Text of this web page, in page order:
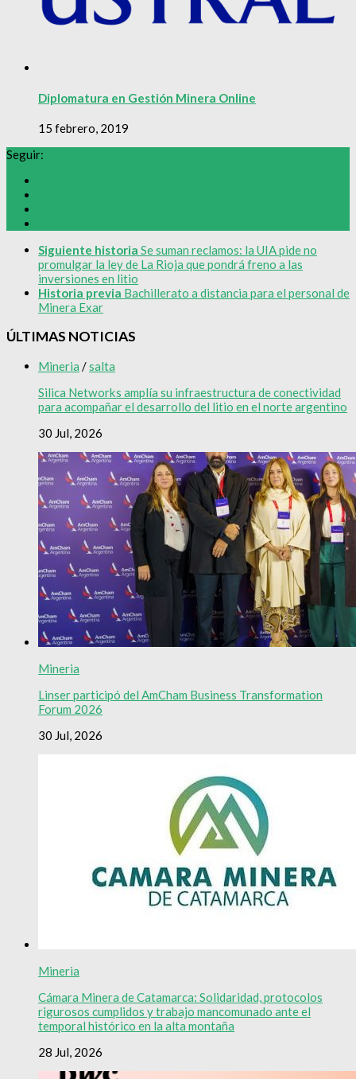
Diplomatura en Gestión Minera Online
15 febrero, 2019
Seguir:
Siguiente historia Se suman reclamos: la UIA pide no
promulgar la ley de La Rioja que pondrá freno a las
inversiones en litio
Historia previa Bachillerato a distancia para el personal de
Minera Exar
ÚLTIMAS NOTICIAS
Mineria /salta
Silica Networks amplía su infraestructura de conectividad
para acompañar el desarrollo del litio en el norte argentino
30 Jul, 2026
Mineria
Linser participó del AmCham Business Transformation
Forum 2026
30 Jul, 2026
Mineria
Cámara Minera de Catamarca: Solidaridad, protocolos
rigurosos cumplidos y trabajo mancomunado ante el
temporal histórico en la alta montaña
28 Jul, 2026